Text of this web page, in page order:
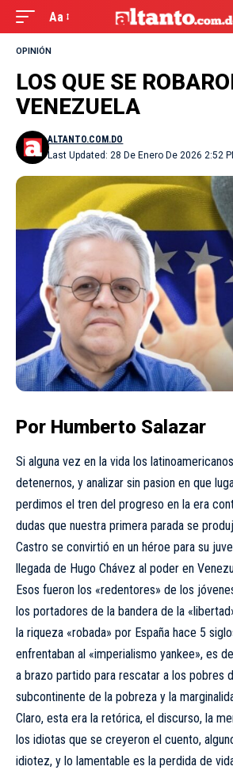
Aa
OPINIÓN
LOS QUE SE
VENEZUELA
Last Updated: 28 De Enero De 2026 2:52
ALTANTO.COM.DO
Por Humberto Salazar
Si alguna vez en la vida los
detenernos, y analizar sin pasion en que
perdimos el tren del progreso en la era
dudas que nuestra primera parada se
Castro se convirtió en un héroe para su
llegada de Hugo Chávez al poder en
Esos fueron los «redentores» de los
los portadores de la bandera de la
la riqueza «robada» por España hace 5
enfrentaban al «imperialismo yankee», es
a brazo partido para rescatar a los pobres
subcontinente de la pobreza y la
Claro, esta era la retórica, el discurso, la
los idiotas que se creyeron el cuento,
idiotez, y lo lamentable es la perdida de